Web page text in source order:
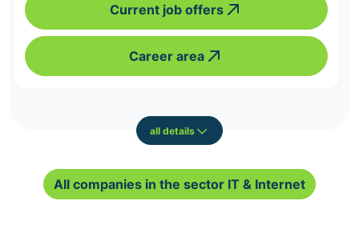
Current job offers
Career area
all details
All companies in the sector IT & Internet